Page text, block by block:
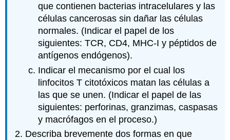
que contienen bacterias intracelulares y las
células cancerosas sin dañar las células
normales. (Indicar el papel de los
siguientes: TCR, CD4, MHC-I y péptidos de
antígenos endógenos).
Indicar el mecanismo por el cual los
linfocitos T citotóxicos matan las células a
las que se unen. (Indicar el papel de las
siguientes: perforinas, granzimas, caspasas
y macrófagos en el proceso.)
Describa brevemente dos formas en que